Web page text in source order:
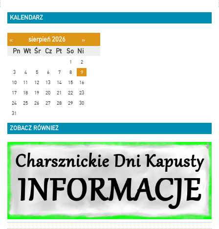
KALENDARZ
« sierpień 2026
»
Pn Wt Śr Cz Pt So Ni
1
2
3
4 5 6 7 8
9
10
11 12 13 14 15
16
17
18 19 20 21 22
23
24
25 26 27 28 29
30
31
ZOBACZ RÓWNIEŻ